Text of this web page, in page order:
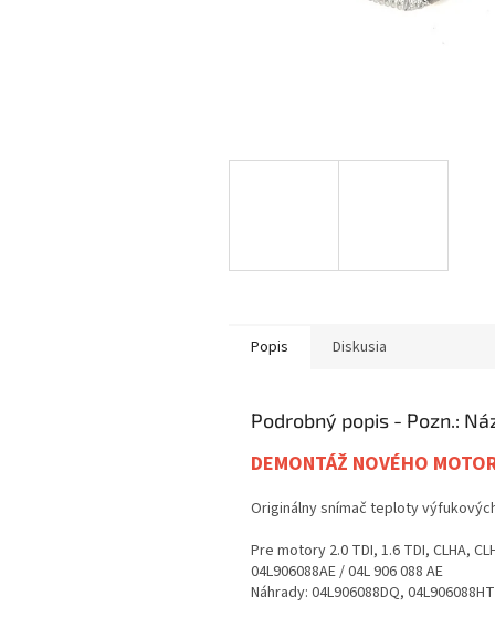
Popis Diskusia
Podrobný popis
DEMONTÁŽ NOVÉHO
Originálny snímač teploty
Pre motory 2.0 TDI, 1.6 TDI, CLHA,
04L906088AE / 04L 906 088 AE
Náhrady: 04L906088DQ, 04L906088HT